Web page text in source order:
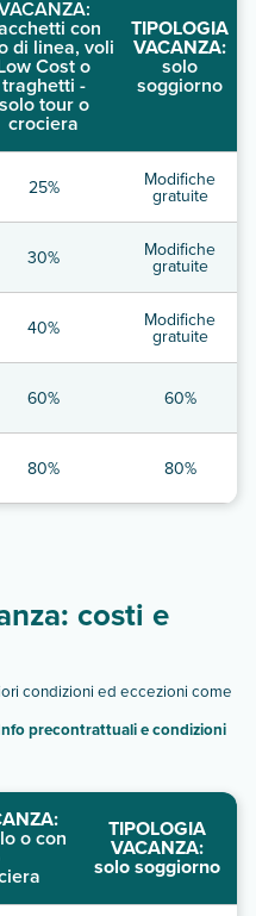
con
di linea, voli
Cost o
traghetti -
solo tour o
crociera
TIPOLOGIA
VACANZA:
solo
soggiorno
25% Modifiche
gratuite
30% Modifiche
gratuite
40% Modifiche
gratuite
60% 60%
80% 80%
costi e
condizioni ed eccezioni come
precontrattuali e condizioni
o con TIPOLOGIA
VACANZA:
solo soggiorno